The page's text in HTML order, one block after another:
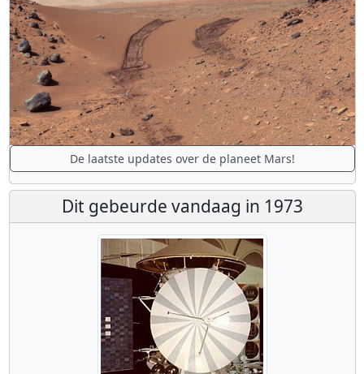
De laatste updates over de planeet Mars!
Dit gebeurde vandaag in 1973